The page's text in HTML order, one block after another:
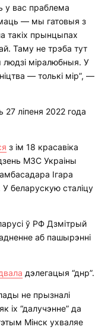
у вас праблема
— мы гатовыя з
такіх прынцыпах
Таму не трэба тут
людзі міралюбныя. У
— толькі мір”, —
ліпеня 2022 года
з ім 18 красавіка
МЗС Украіны
Ігара
У беларускую сталіцу
ў РФ Дзмітрый
аб пашырэнні
дэлегацыя “днр”.
не прызналі
іх “далучэнне” да
Мінск ухваляе